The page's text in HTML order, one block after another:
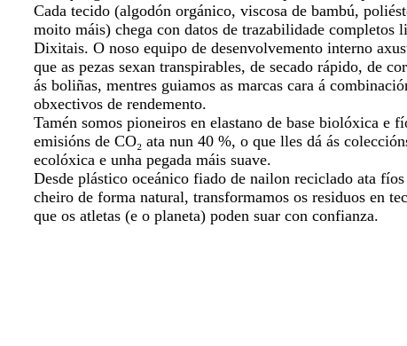
Cada tecido (algodón orgánico, viscosa de bambú,
moito máis) chega con datos de trazabilidade completos
Dixitais. O noso equipo de desenvolvemento interno
que as pezas sexan transpirables, de secado rápido, de
ás boliñas, mentres guiamos as marcas cara á
obxectivos de rendemento.
Tamén somos pioneiros en elastano de base biolóxica e
emisións de CO₂ ata nun 40 %, o que lles dá ás
ecolóxica e unha pegada máis suave.
Desde plástico oceánico fiado de nailon reciclado ata
cheiro de forma natural, transformamos os residuos en
que os atletas (e o planeta) poden suar con confianza.